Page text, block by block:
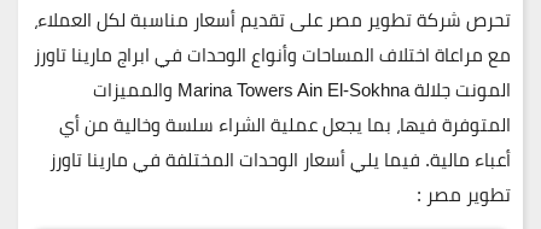
تحرصشركة تطوير مصر على تقديم أسعار مناسبة لكل العملاء،
مع مراعاة اختلاف المساحات وأنواع الوحدات في ابراج مارينا تاورز
المونت جلالةMarina Towers Ain El-Sokhna والمميزات
المتوفرة فيها، بما يجعل عملية الشراء سلسة وخالية من أي
أعباء مالية. فيما يلي أسعار الوحدات المختلفة في مارينا تاورز
تطوير مصر :